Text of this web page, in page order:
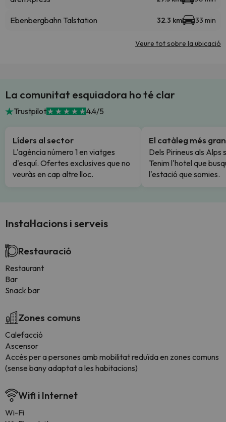
Ebenbergbahn Talstation 32.3 km 33 min
Veure tot sobre la ubicació
La comunitat esquiadora ho té clar
Trustpilot 4.4/5
Líders al sector
L'agència número 1 en viatges
d'esquí. Ofertes exclusives que no
veuràs en cap altre lloc.
El catàleg més gran
Dels Pirineus als Alps
Tenim l'hotel que
l'estació que somies.
Instal·lacions i serveis
Restauració
Restaurant
Bar
Snack bar
Zones comuns
Calefacció
Ascensor
Accés per a persones amb mobilitat reduïda en zones comuns
(sense bany adaptat a les habitacions)
Wifi i Internet
Wi-Fi